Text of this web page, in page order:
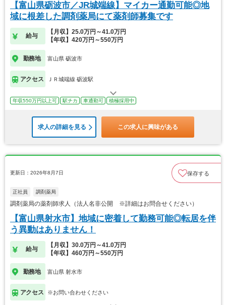
【富山県砺波市／JR城端線】マイカー通勤可能◎地
域に根差した調剤薬局にて薬剤師募集です
給与
【月収】25.0万円～41.0万円
【年収】420万円～550万円
勤務地 富山県 砺波市
アクセス ＪＲ城端線 砺波駅
年収550万円以上可 駅チカ 車通勤可 積極採用中
求人の詳細を見る この求人に興味がある
更新日：2026年8月7日 保存する
正社員 調剤薬局
調剤薬局の薬剤師求人（法人名非公開 ※詳細はお問合せください）
【富山県射水市】地域に密着して勤務可能◎転居を伴
う異動はありません！
給与
【月収】30.0万円～41.0万円
【年収】460万円～550万円
勤務地 富山県 射水市
アクセス ※お問い合わせください